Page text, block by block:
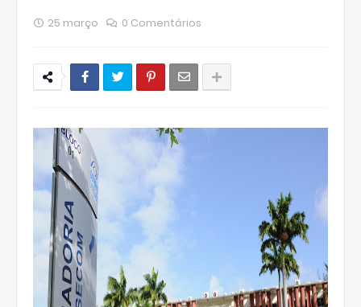
25 março 0 Comentários